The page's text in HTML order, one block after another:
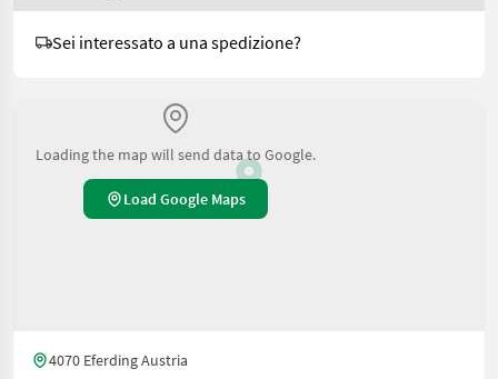
Sei interessato a una spedizione?
Loading the map will send data to Google.
Load Google Maps
4070 Eferding Austria